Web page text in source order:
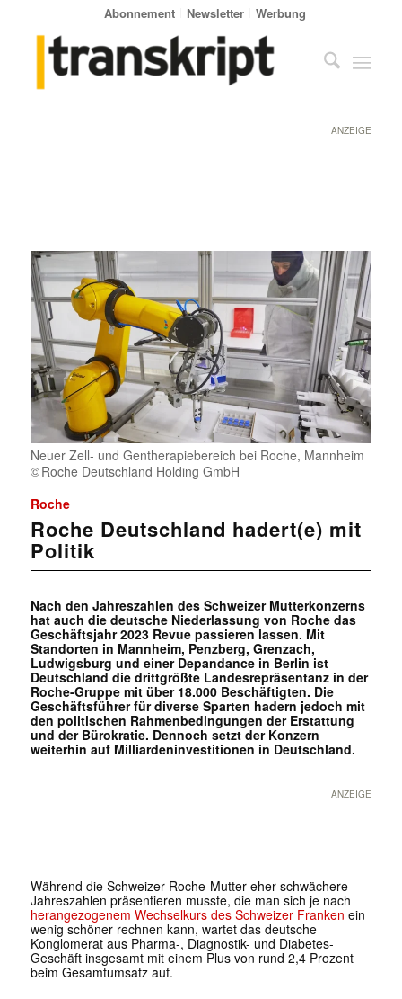
Abonnement Newsletter Werbung
ANZEIGE
Neuer Zell- und Gentherapiebereich bei Roche, Mannheim
Roche Deutschland Holding GmbH
Roche
Roche Deutschland hadert(e) mit
Politik
Nach den Jahreszahlen des Schweizer Mutterkonzerns
hat auch die deutsche Niederlassung von Roche das
Geschäftsjahr 2023 Revue passieren lassen. Mit
Standorten in Mannheim, Penzberg, Grenzach,
Ludwigsburg und einer Depandance in Berlin ist
Deutschland die drittgrößte Landesrepräsentanz in der
Roche-Gruppe mit über 18.000 Beschäftigten. Die
Geschäftsführer für diverse Sparten hadern jedoch mit
den politischen Rahmenbedingungen der Erstattung
und der Bürokratie. Dennoch setzt der Konzern
weiterhin auf Milliardeninvestitionen in Deutschland.
ANZEIGE
Während die Schweizer Roche-Mutter eher schwächere
Jahreszahlen präsentieren musste, die man sich je nach
herangezogenem Wechselkurs des Schweizer Franken ein
wenig schöner rechnen kann, wartet das deutsche
Konglomerat aus Pharma-, Diagnostik- und Diabetes-
Geschäft insgesamt mit einem Plus von rund 2,4 Prozent
beim Gesamtumsatz auf.